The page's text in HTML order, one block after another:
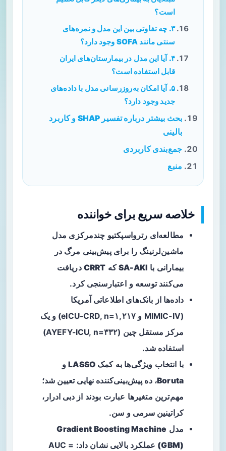
است؟
۳. چه تفاوتی بین این مدل و نمره‌های
سنتی مانند SOFA وجود دارد؟
۴. آیا این مدل در بیمارستان‌های ایران
قابل استفاده است؟
۵. آیا امکان به‌روزرسانی مدل با داده‌های
جدید وجود دارد؟
بحث بیشتر درباره تفسیر SHAP و کاربرد
بالینی
جمع‌بندی کاربردی
منبع
خلاصه سریع برای خواننده
مطالعه‌ای رترواسپکتیو چندمرکزی مدل
ماشین‌لرنینگ را برای پیش‌بینی مرگ در
بیمارانی با SA-AKIکه CRRT دریافت
می‌کنند توسعه و اعتبارسنجی کرد.
داده‌ها از بانک‌های اطلاعاتی آمریکا
(MIMIC‑IV و eICU-CRD, n=۱,۲۱۷) و یک
مرکز مستقل چین (AYEFY-ICU, n=۳۳۲)
استفاده شد.
با انتخاب ویژگی‌ها به کمک LASSOو
Boruta، ده پیش‌بینی‌کننده نهایی تعیین شد؛
مهم‌ترین متغیرها عبارت بودند از دبی ادرار ،
کراتینین سرمی و سن.
مدل Gradient Boosting Machine
(GBM)
عملکرد بالایی نشان داد: AUC =